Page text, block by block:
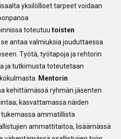
yksilölliset tarpeet voidaan
toteutuu toisten
se antaa valmiuksia jouduttaessa
Työtä, työtapoja ja rehtorin
ja tutkimusta toteutetaan
Mentorin
kehittämässä ryhmän jäsenten
kasvattamassa näiden
ammatillista
ammattitaitoa, lisäämässä